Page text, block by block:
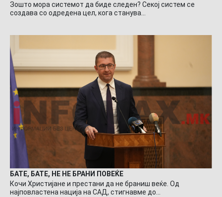
Зошто мора системот да биде следен? Секој систем се
создава со одредена цел, кога станува…
БАТЕ, БАТЕ, НЕ НЕ БРАНИ ПОВЕЌЕ
Кочи Христијане и престани да не браниш веќе. Од
најповластена нација на САД, стигнавме до…